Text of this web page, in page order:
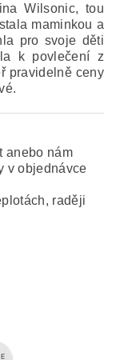
Wilsonic, tou
maminkou a
pro svoje děti
k povlečení z
pravidelně ceny
anebo nám
v objednávce
raději